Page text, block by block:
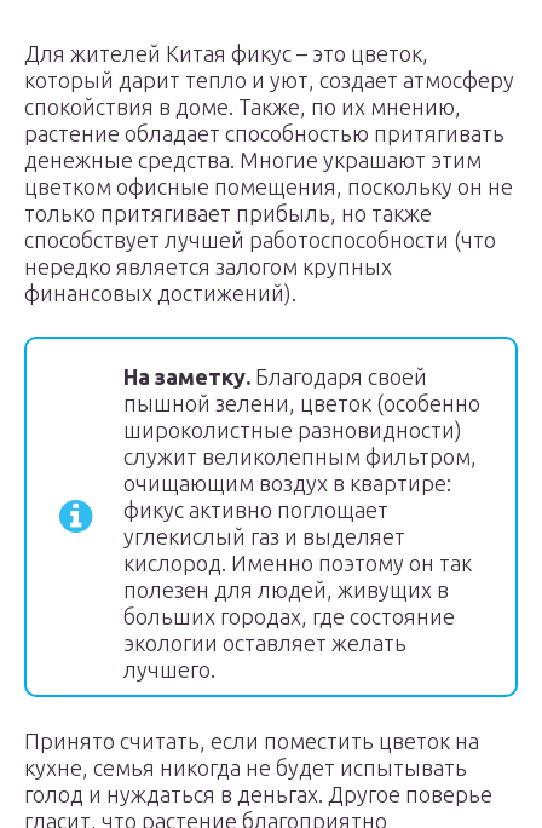
Для жителей Китая фикус – это цветок,
который дарит тепло и уют, создает атмосферу
спокойствия в доме. Также, по их мнению,
растение обладает способностью притягивать
денежные средства. Многие украшают этим
цветком офисные помещения, поскольку он не
только притягивает прибыль, но также
способствует лучшей работоспособности (что
нередко является залогом крупных
финансовых достижений).
На заметку. Благодаря своей
пышной зелени, цветок (особенно
широколистные разновидности)
служит великолепным фильтром,
очищающим воздух в квартире:
фикус активно поглощает
углекислый газ и выделяет
кислород. Именно поэтому он так
полезен для людей, живущих в
больших городах, где состояние
экологии оставляет желать
лучшего.
Принято считать, если поместить цветок на
кухне, семья никогда не будет испытывать
голод и нуждаться в деньгах. Другое поверье
гласит, что растение благоприятно